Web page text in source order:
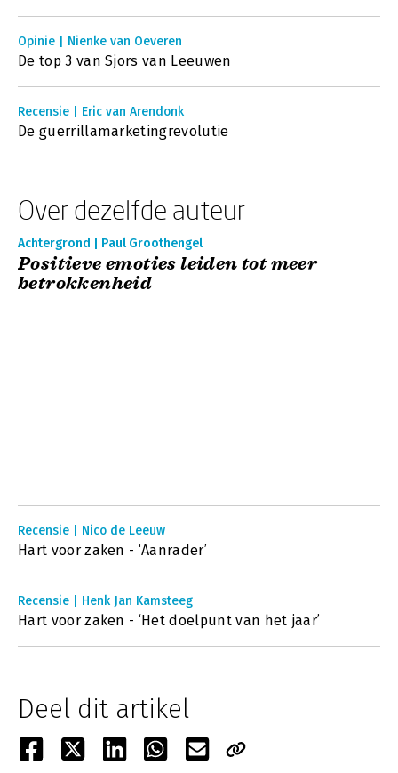
Opinie | Nienke van Oeveren
De top 3 van Sjors van Leeuwen
Recensie | Eric van Arendonk
De guerrillamarketingrevolutie
Over dezelfde auteur
Achtergrond | Paul Groothengel
Positieve emoties leiden tot meer
betrokkenheid
Recensie | Nico de Leeuw
Hart voor zaken - ‘Aanrader’
Recensie | Henk Jan Kamsteeg
Hart voor zaken - ‘Het doelpunt van het jaar’
Deel dit artikel